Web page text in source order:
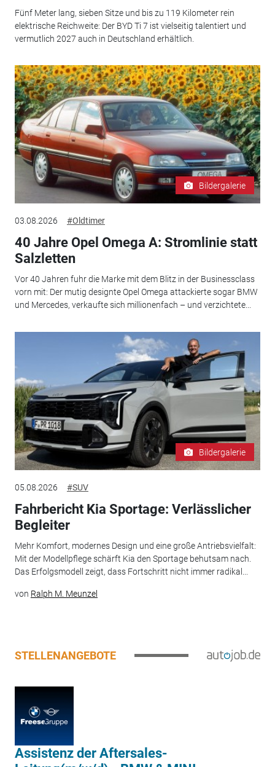
Fünf Meter lang, sieben Sitze und bis zu 119 Kilometer rein
elektrische Reichweite: Der BYD Ti 7 ist vielseitig talentiert und
vermutlich 2027 auch in Deutschland erhältlich.
Bildergalerie
03.08.2026 #Oldtimer
40 Jahre Opel Omega A: Stromlinie statt
Salzletten
Vor 40 Jahren fuhr die Marke mit dem Blitz in der Businessclass
vorn mit: Der mutig designte Opel Omega attackierte sogar BMW
und Mercedes, verkaufte sich millionenfach – und verzichtete...
Bildergalerie
05.08.2026 #SUV
Fahrbericht Kia Sportage: Verlässlicher
Begleiter
Mehr Komfort, modernes Design und eine große Antriebsvielfalt:
Mit der Modellpflege schärft Kia den Sportage behutsam nach.
Das Erfolgsmodell zeigt, dass Fortschritt nicht immer radikal...
von Ralph M. Meunzel
STELLENANGEBOTE
Assistenz der Aftersales-